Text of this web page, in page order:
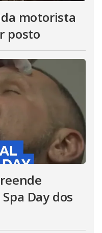
motorista
posto
Day dos